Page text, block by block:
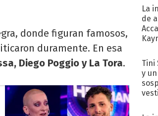
donde figuran famosos,
duramente. En esa
Diego Poggio y La Tora.
La
de
Tini
y